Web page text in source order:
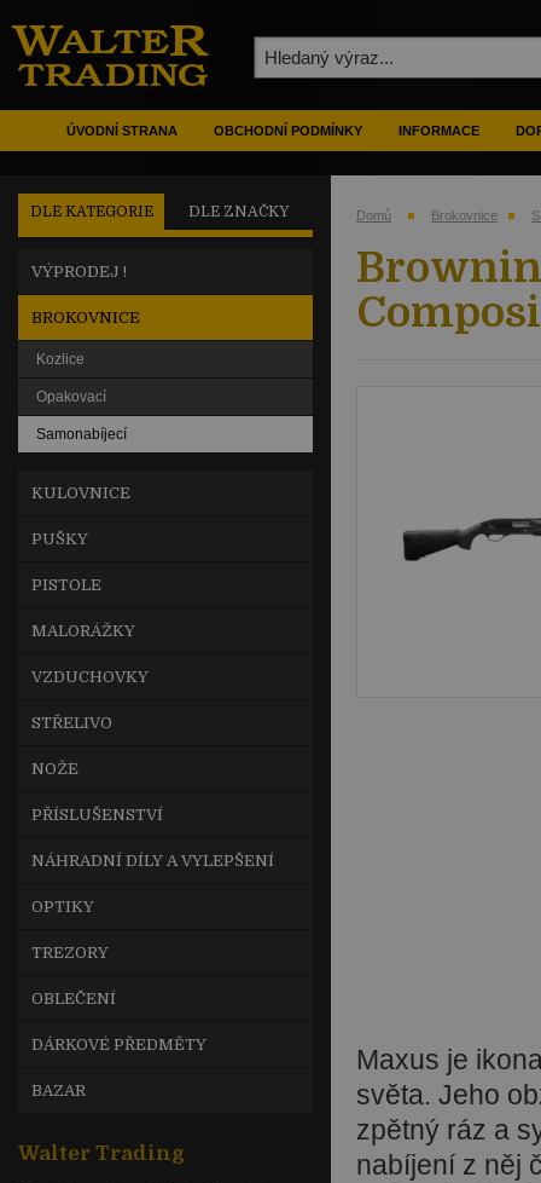
ÚVODNÍ STRANA OBCHODNÍ PODMÍNKY INFORMACE
Domů Brokovnice
Maxus je
světa. Jeho
zpětný ráz a
nabíjení z něj
DLE KATEGORIE DLE ZNAČKY
VÝPRODEJ !
BROKOVNICE
Kozlice
Opakovací
Samonabíjecí
KULOVNICE
PUŠKY
PISTOLE
MALORÁŽKY
VZDUCHOVKY
STŘELIVO
NOŽE
PŘÍSLUŠENSTVÍ
NÁHRADNÍ DÍLY A VYLEPŠENÍ
OPTIKY
TREZORY
OBLEČENÍ
DÁRKOVÉ PŘEDMĚTY
BAZAR
Walter Trading